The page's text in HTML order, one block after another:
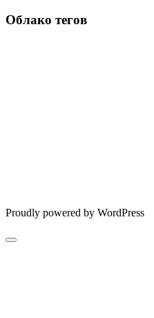
Облако тегов
Proudly powered by WordPress